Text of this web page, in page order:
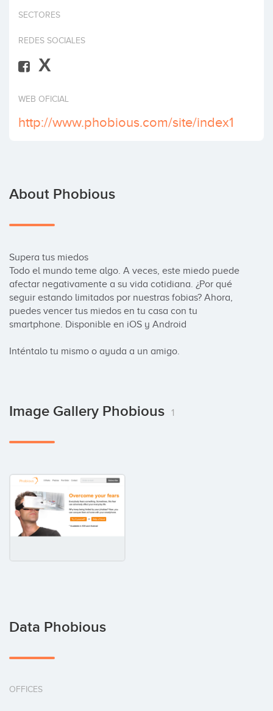
Invest
SECTORES
REDES SOCIALES
X
WEB OFICIAL
http://www.phobious.com/site/index1
About Phobious
Supera tus miedos
Todo el mundo teme algo. A veces, este miedo puede
afectar negativamente a su vida cotidiana. ¿Por qué
seguir estando limitados por nuestras fobias? Ahora,
puedes vencer tus miedos en tu casa con tu
smartphone. Disponible en iOS y Android
Inténtalo tu mismo o ayuda a un amigo.
Image Gallery Phobious 1
Data Phobious
OFFICES